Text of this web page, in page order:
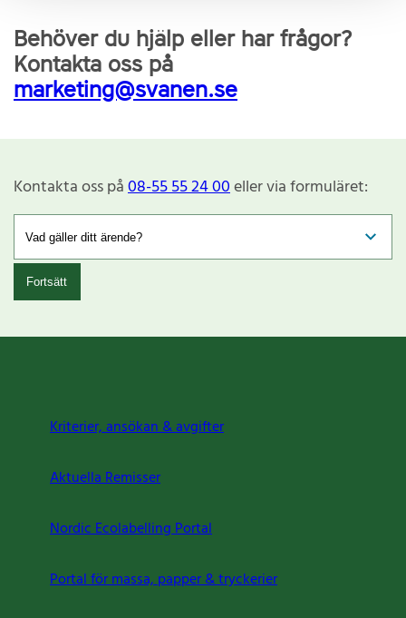
Behöver du hjälp eller har frågor?
Kontakta oss på
marketing@svanen.se
Kontakta oss på08-55 55 24 00eller via formuläret:
Fortsätt
Kriterier, ansökan & avgifter
Aktuella Remisser
Nordic Ecolabelling Portal
Portal för massa, papper & tryckerier